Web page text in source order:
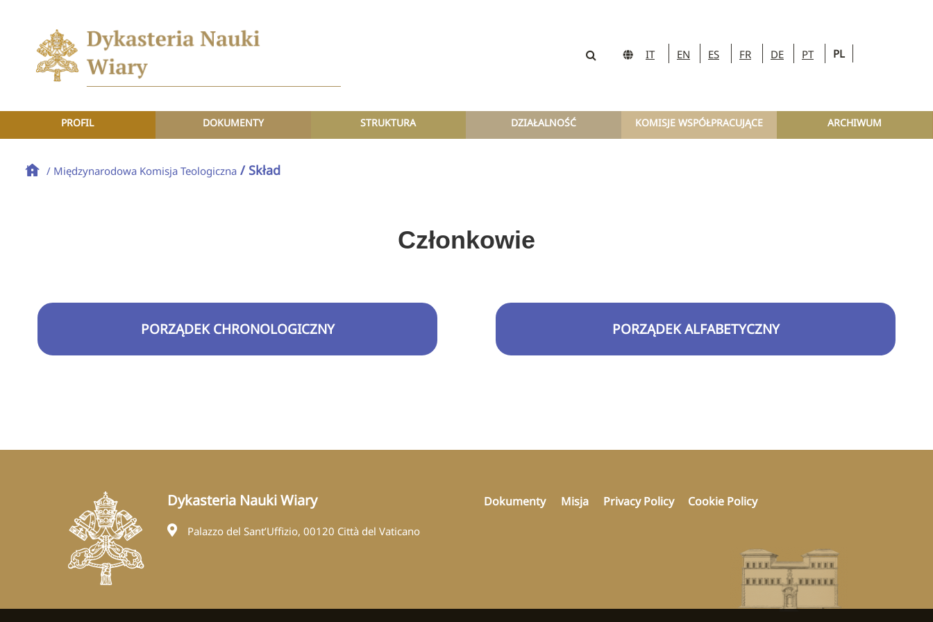
IT EN ES FR DE PT PL
PROFIL DOKUMENTY STRUKTURA DZIAŁALNOŚĆ KOMISJE WSPÓŁPRACUJĄCE ARCHIWUM
/ Międzynarodowa Komisja Teologiczna / Skład
Członkowie
PORZĄDEK CHRONOLOGICZNY PORZĄDEK ALFABETYCZNY
Dykasteria Nauki Wiary
Palazzo del Sant’Uffizio, 00120 Città del Vaticano
Dokumenty Misja Privacy Policy Cookie Policy